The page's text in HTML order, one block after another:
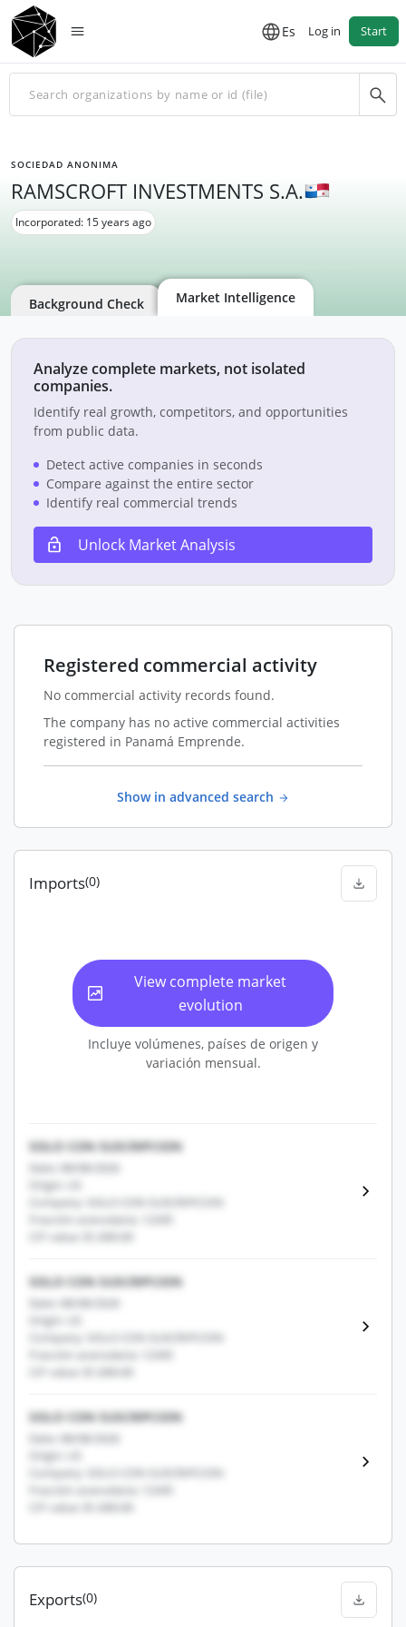
Es Log in Start
SOCIEDAD ANONIMA
RAMSCROFT INVESTMENTS S.A.
Incorporated: 15 years ago
Background Check Market Intelligence
Analyze complete markets, not isolated
companies.
Identify real growth, competitors, and opportunities
from public data.
Detect active companies in seconds
Compare against the entire sector
Identify real commercial trends
Unlock Market Analysis
Registered commercial activity
No commercial activity records found.
The company has no active commercial activities
registered in Panamá Emprende.
Show in advanced search
Imports(0)
View complete market
evolution
Incluye volúmenes, países de origen y
variación mensual.
SOLO CON SUSCRIPCION
Date: 08/08/2026
Origin: US
Company: SOLO CON SUSCRIPCION
Fracción arancelaria: 12345
CIF value: $1,000.00
SOLO CON SUSCRIPCION
Date: 08/08/2026
Origin: US
Company: SOLO CON SUSCRIPCION
Fracción arancelaria: 12345
CIF value: $1,000.00
SOLO CON SUSCRIPCION
Date: 08/08/2026
Origin: US
Company: SOLO CON SUSCRIPCION
Fracción arancelaria: 12345
CIF value: $1,000.00
Exports(0)